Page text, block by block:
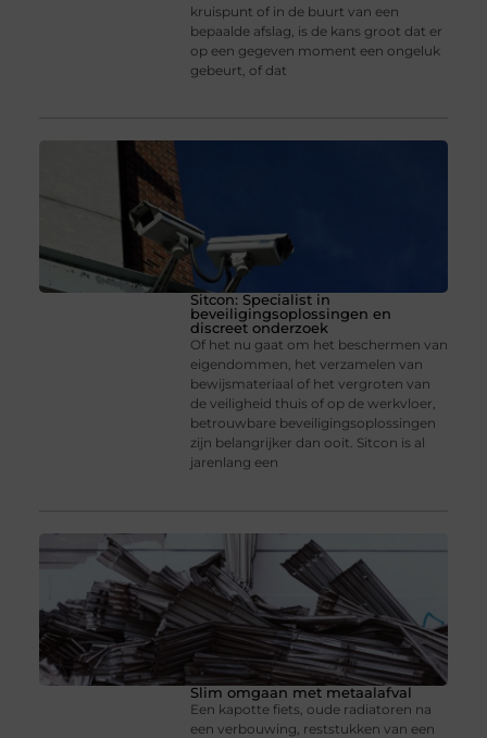
kruispunt of in de buurt van een
bepaalde afslag, is de kans groot dat er
op een gegeven moment een ongeluk
gebeurt, of dat
Sitcon: Specialist in
beveiligingsoplossingen en
discreet onderzoek
Of het nu gaat om het beschermen van
eigendommen, het verzamelen van
bewijsmateriaal of het vergroten van
de veiligheid thuis of op de werkvloer,
betrouwbare beveiligingsoplossingen
zijn belangrijker dan ooit. Sitcon is al
jarenlang een
Slim omgaan met metaalafval
Een kapotte fiets, oude radiatoren na
een verbouwing, reststukken van een